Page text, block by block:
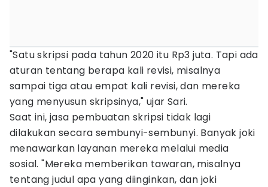
"Satu skripsi pada tahun 2020 itu Rp3 juta. Tapi ada
aturan tentang berapa kali revisi, misalnya
sampai tiga atau empat kali revisi, dan mereka
yang menyusun skripsinya," ujar Sari.
Saat ini, jasa pembuatan skripsi tidak lagi
dilakukan secara sembunyi-sembunyi. Banyak joki
menawarkan layanan mereka melalui media
sosial. "Mereka memberikan tawaran, misalnya
tentang judul apa yang diinginkan, dan joki